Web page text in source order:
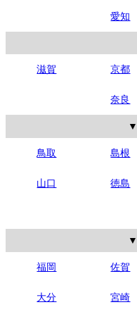
愛知
滋賀 京都
奈良
鳥取 島根
山口 徳島
福岡 佐賀
大分 宮崎